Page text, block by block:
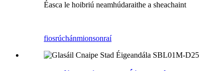
Éasca le hoibriú neamhúdaraithe a sheachaint
fiosrúchánmionsonraí